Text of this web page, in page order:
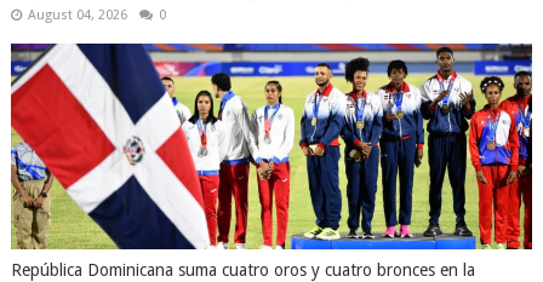
August 04, 2026 0
República Dominicana suma cuatro oros y cuatro bronces en la